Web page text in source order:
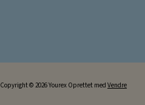
Copyright © 2026 Yourex Oprettet med Vendre